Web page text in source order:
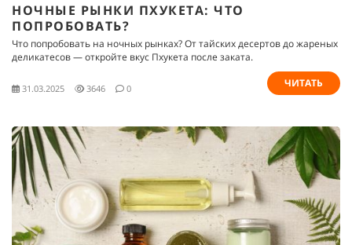
НОЧНЫЕ РЫНКИ ПХУКЕТА: ЧТО
ПОПРОБОВАТЬ?
Что попробовать на ночных рынках? От тайских десертов до жареных
деликатесов — откройте вкус Пхукета после заката.
31.03.2025 3646 0 ЧИТАТЬ